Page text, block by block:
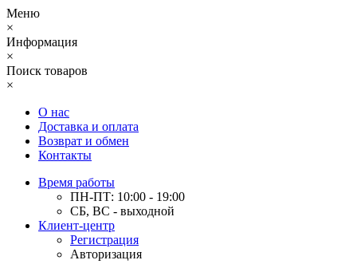
Меню
×
Информация
×
Поиск товаров
×
О нас
Доставка и оплата
Возврат и обмен
Контакты
Время работы
ПН-ПТ: 10:00 - 19:00
СБ, ВС - выходной
Клиент-центр
Регистрация
Авторизация